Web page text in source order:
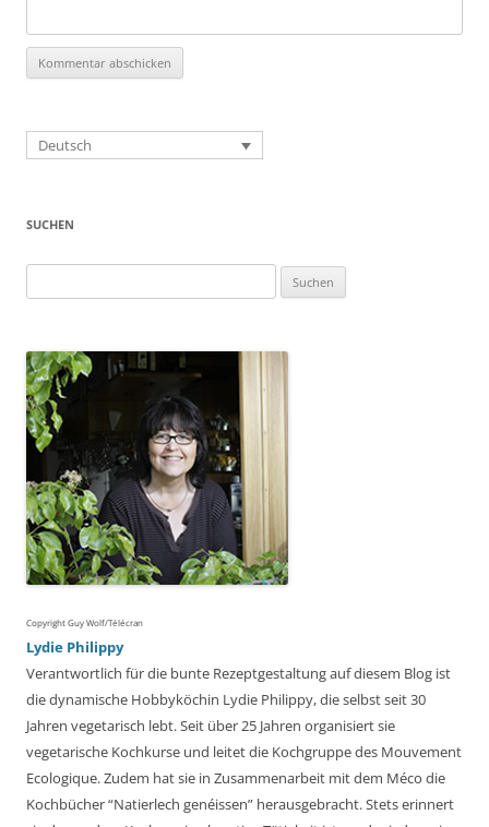
Deutsch
SUCHEN
nach:
Copyright Guy Wolf/Télécran
Lydie Philippy
Verantwortlich für die bunte Rezeptgestaltung auf diesem Blog ist
die dynamische Hobbyköchin Lydie Philippy, die selbst seit 30
Jahren vegetarisch lebt. Seit über 25 Jahren organisiert sie
vegetarische Kochkurse und leitet die Kochgruppe des Mouvement
Ecologique. Zudem hat sie in Zusammenarbeit mit dem Méco die
Kochbücher “Natierlech genéissen” herausgebracht. Stets erinnert